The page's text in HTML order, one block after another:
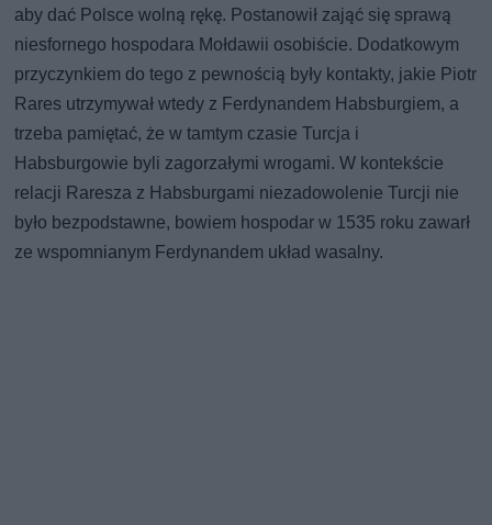
aby dać Polsce wolną rękę. Postanowił zająć się sprawą
niesfornego hospodara Mołdawii osobiście. Dodatkowym
przyczynkiem do tego z pewnością były kontakty, jakie Piotr
Rares utrzymywał wtedy z Ferdynandem Habsburgiem, a
trzeba pamiętać, że w tamtym czasie Turcja i
Habsburgowie byli zagorzałymi wrogami. W kontekście
relacji Raresza z Habsburgami niezadowolenie Turcji nie
było bezpodstawne, bowiem hospodar w 1535 roku zawarł
ze wspomnianym Ferdynandem układ wasalny.